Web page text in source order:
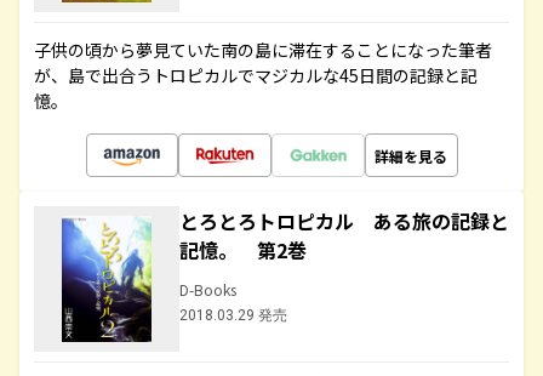
子供の頃から夢見ていた南の島に滞在することになった筆者
が、島で出合うトロピカルでマジカルな45日間の記録と記
憶。
詳細を見る
とろとろトロピカル ある旅の記録と
記憶。 第2巻
D-Books
2018.03.29 発売